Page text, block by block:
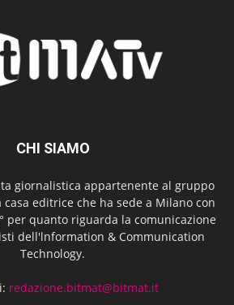
CHI SIAMO
giornalistica appartenente al gruppo
casa editrice che ha sede a Milano con
per quanto riguarda la comunicazione
dell'lnformation & Communication
Technology.
redazione.bitmat@bitmat.it